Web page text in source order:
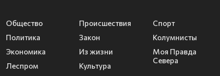
Общество
Политика
Экономика
Леспром
Происшествия
Закон
Из жизни
Культура
Спорт
Колумнисты
Моя Правда
Севера